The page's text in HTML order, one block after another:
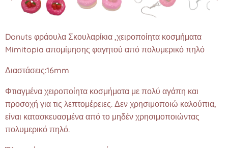
Donuts φράουλα Σκουλαρίκια ,χειροποίητα κοσμήματα
Mimitopia απομίμησης φαγητού από πολυμερικό πηλό
Διαστάσεις:16mm
Φτιαγμένα χειροποίητα κοσμήματα με πολύ αγάπη και
προσοχή για τις λεπτομέρειες. Δεν χρησιμοποιώ καλούπια,
είναι κατασκευασμένα από το μηδέν χρησιμοποιώντας
πολυμερικό πηλό.